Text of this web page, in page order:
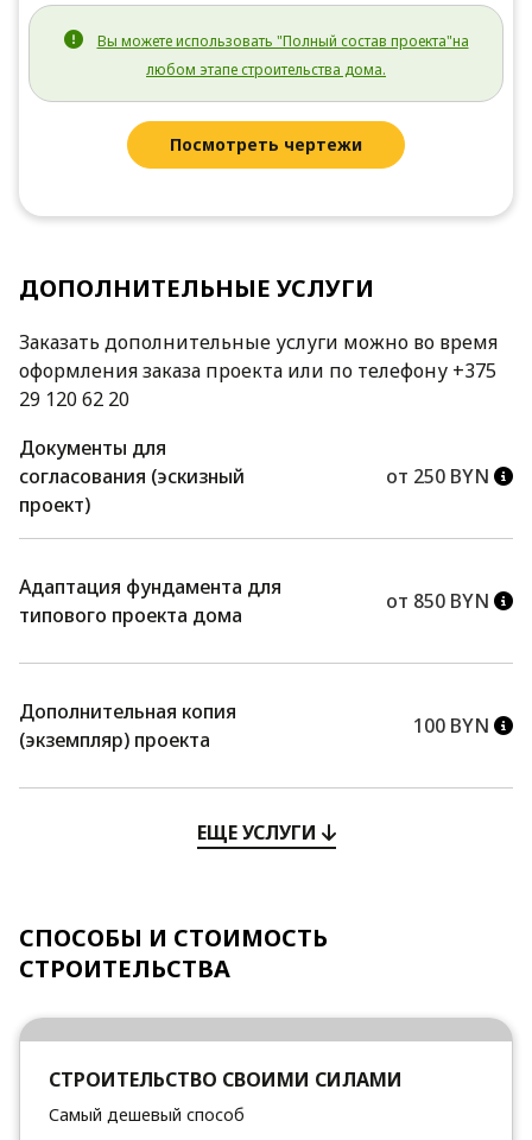
Вы можете использовать "Полный состав проекта"на
любом этапе строительства дома.
Посмотреть чертежи
ДОПОЛНИТЕЛЬНЫЕ УСЛУГИ
Заказать дополнительные услуги можно во время
оформления заказа проекта или по телефону +375
29 120 62 20
Документы для
согласования (эскизный
проект)
от 250 BYN
Адаптация фундамента для
типового проекта дома
от 850 BYN
Дополнительная копия
(экземпляр) проекта
100 BYN
ЕЩЕ УСЛУГИ
СПОСОБЫ И СТОИМОСТЬ
СТРОИТЕЛЬСТВА
СТРОИТЕЛЬСТВО СВОИМИ СИЛАМИ
Самый дешевый способ